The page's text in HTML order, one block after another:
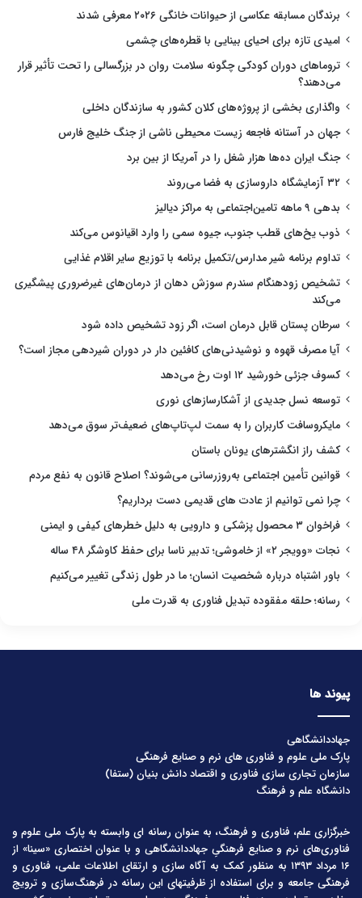
برندگان مسابقه عکاسی از حیوانات خانگی ۲۰۲۶ معرفی شدند
امیدی تازه برای احیای بینایی با قطره‌های چشمی
تروماهای دوران کودکی چگونه سلامت روان در بزرگسالی را تحت تأثیر قرار
می‌دهند؟
واگذاری بخشی از پروژه‌های کلان کشور به سازندگان داخلی
جهان در آستانه فاجعه زیست محیطی ناشی از جنگ خلیج فارس
جنگ ایران ده‌ها هزار شغل را در آمریکا از بین برد
۳۲ آزمایشگاه داروسازی به فضا می‌روند
بدهی ۹ ماهه تامین‌اجتماعی به مراکز دیالیز
ذوب یخ‌های قطب جنوب، جیوه سمی را وارد اقیانوس می‌کند
تداوم برنامه شیر مدارس/تکمیل برنامه با توزیع سایر اقلام غذایی
تشخیص زودهنگام سندرم سوزش دهان از درمان‌های غیرضروری پیشگیری
می‌کند
سرطان پستان قابل درمان است، اگر زود تشخیص داده شود
آیا مصرف قهوه و نوشیدنی‌های کافئین دار در دوران شیردهی مجاز است؟
کسوف جزئی خورشید ۱۲ اوت رخ می‌دهد
توسعه نسل جدیدی از آشکارسازهای نوری
مایکروسافت کاربران را به سمت لپ‌تاپ‌های ضعیف‌تر سوق می‌دهد
کشف راز انگشترهای یونان باستان
قوانین تأمین اجتماعی به‌روزرسانی می‌شوند؟ اصلاح قانون به نفع مردم
چرا نمی توانیم از عادت های قدیمی دست برداریم؟
فراخوان ۳ محصول پزشکی و دارویی به دلیل خطرهای کیفی و ایمنی
نجات «وویجر ۲» از خاموشی؛ تدبیر ناسا برای حفظ کاوشگر ۴۸ ساله
باور اشتباه درباره شخصیت انسان؛ ما در طول زندگی تغییر می‌کنیم
رسانه؛ حلقه مفقوده تبدیل فناوری به قدرت ملی
پیوند ها
جهاددانشگاهی
پارک ملی علوم و فناوری های نرم و صنایع فرهنگی
سازمان تجاری سازی فناوری و اقتصاد دانش بنیان (ستفا)
دانشگاه علم و فرهنگ
خبرگزاری علم، فناوری و فرهنگ، به عنوان رسانه ای وابسته به پارک ملی علوم و
فناوری‌های نرم و صنایع فرهنگیِ جهاددانشگاهی و با عنوان اختصاری «سینا» از
۱۶ مرداد ۱۳۹۳ به منظور کمک به آگاه سازی و ارتقای اطلاعات علمی، فناوری و
فرهنگی جامعه و برای استفاده از ظرفیتهای این رسانه در فرهنگ‌سازی و ترویج